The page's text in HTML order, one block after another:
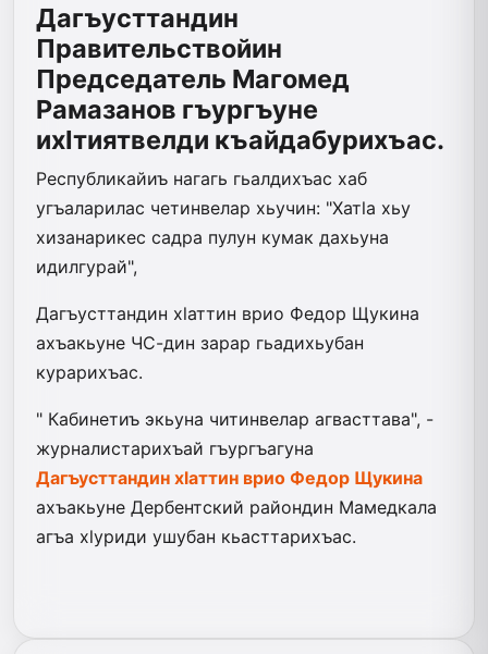
Дагъусттандин
Правительствойин
Председатель Магомед
Рамазанов гъургъуне
ихIтиятвелди къайдабурихъас.
Республикайиъ нагагь гьалдихъас хаб
угъаларилас четинвелар хьучин: "Хатlа хьу
хизанарикес садра пулун кумак дахьуна
идилгурай",
Дагъусттандин хlаттин врио Федор Щукина
ахъакьуне ЧС-дин зарар гьадихьубан
курарихъас.
" Кабинетиъ экьуна читинвелар агвасттава", -
журналистарихъай гъургъагуна
Дагъусттандин хlаттин врио Федор Щукина
ахъакьуне Дербентский райондин Мамедкала
агъа хlуриди ушубан кьасттарихъас.